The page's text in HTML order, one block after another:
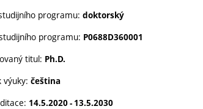
programu: doktorský
programu: P0688D360001
titul: Ph.D.
výuky: čeština
14.5.2020 - 13.5.2030